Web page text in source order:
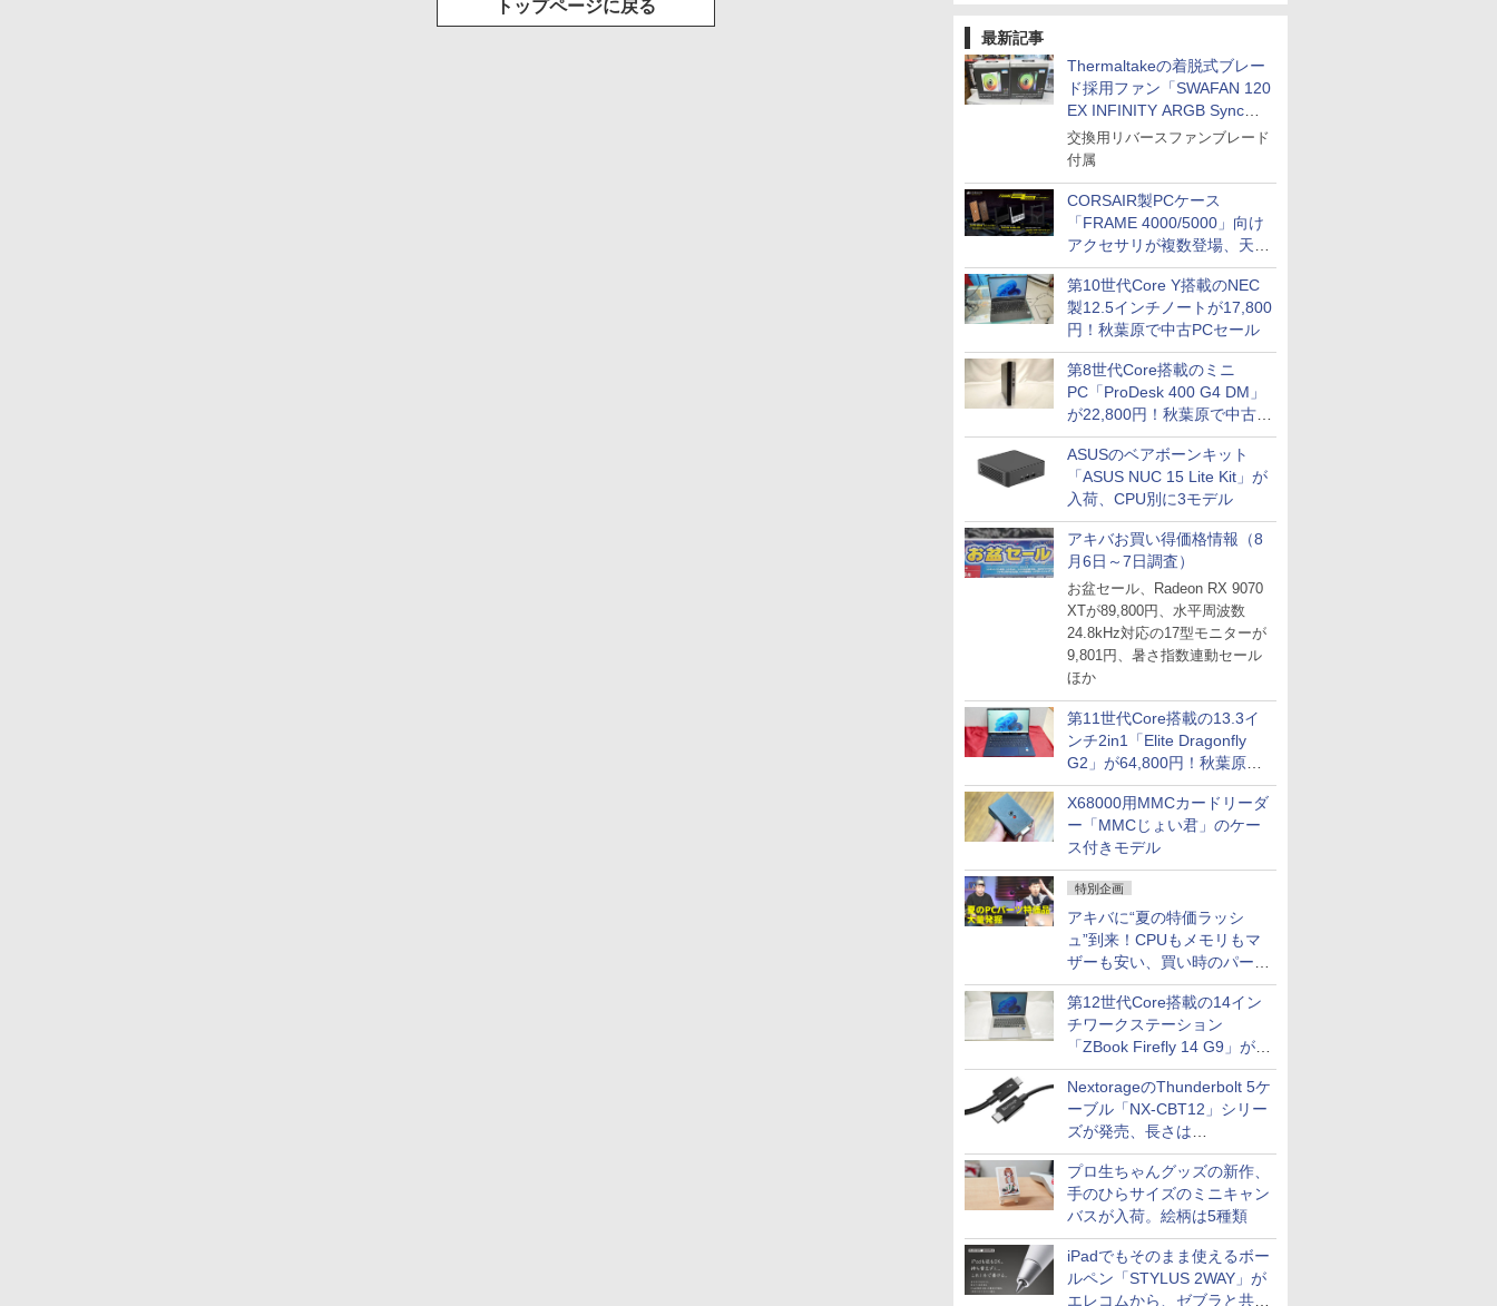
最新記事
Thermaltakeの着脱式ブレー
ド採用ファン「SWAFAN 120
EX INFINITY ARGB Sync」
に単品パッケージ
交換用リバースファンブレード
付属
CORSAIR製PCケース
「FRAME 4000/5000」向け
アクセサリが複数登場、天然
木製パネルや背面コネクタ対
応トレイなど
第10世代Core Y搭載のNEC
製12.5インチノートが17,800
円！秋葉原で中古PCセール
第8世代Core搭載のミニ
PC「ProDesk 400 G4 DM」
が22,800円！秋葉原で中古
PCセール
ASUSのベアボーンキット
「ASUS NUC 15 Lite Kit」が
入荷、CPU別に3モデル
アキバお買い得価格情報（8
月6日～7日調査）
お盆セール、Radeon RX 9070
XTが89,800円、水平周波数
24.8kHz対応の17型モニターが
9,801円、暑さ指数連動セール
ほか
第11世代Core搭載の13.3イ
ンチ2in1「Elite Dragonfly
G2」が64,800円！秋葉原で
中古PCセール
X68000用MMCカードリーダ
ー「MMCじょい君」のケー
ス付きモデル
特別企画
アキバに“夏の特価ラッシ
ュ”到来！CPUもメモリもマ
ザーも安い、買い時のパーツ
は？【8月7日(金)22時配信】
第12世代Core搭載の14イン
チワークステーション
「ZBook Firefly 14 G9」が
79,800円！秋葉原で中古PC
セール
NextorageのThunderbolt 5ケ
ーブル「NX-CBT12」シリー
ズが発売、長さは
30cm/50cm/1mの3種類
プロ生ちゃんグッズの新作、
手のひらサイズのミニキャン
バスが入荷。絵柄は5種類
iPadでもそのまま使えるボー
ルペン「STYLUS 2WAY」が
エレコムから、ゼブラと共同
トップページに戻る